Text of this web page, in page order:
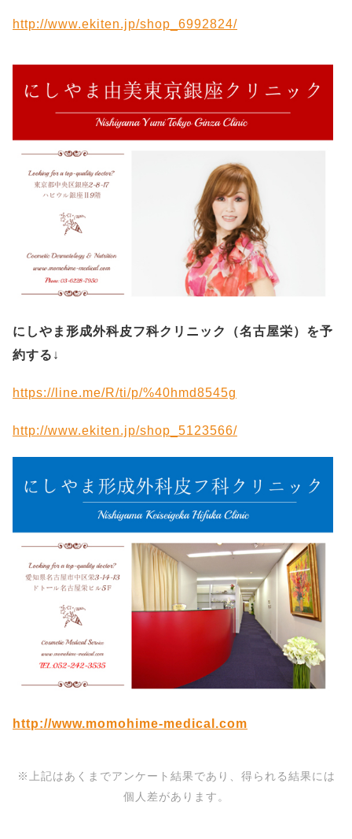
http://www.ekiten.jp/shop_6992824/
にしやま形成外科皮フ科クリニック（名古屋栄）を予
約する ↓
https://line.me/R/ti/p/%40hmd8545g
http://www.ekiten.jp/shop_5123566/
http://www.momohime-medical.com
※上記はあくまでアンケート結果であり、得られる結果には
個人差があります。